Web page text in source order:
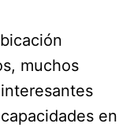
muchos
en